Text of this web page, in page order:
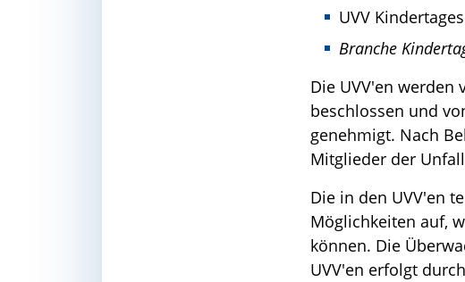
UVV
Branche
Die UVV'en werden
beschlossen und
genehmigt. Nach
Mitglieder der
Die in den UVV'en
Möglichkeiten auf,
können. Die
UVV'en erfolgt